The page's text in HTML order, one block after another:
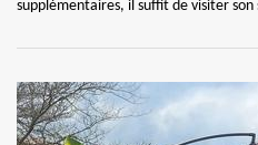
supplémentaires, il suffit de visiter son